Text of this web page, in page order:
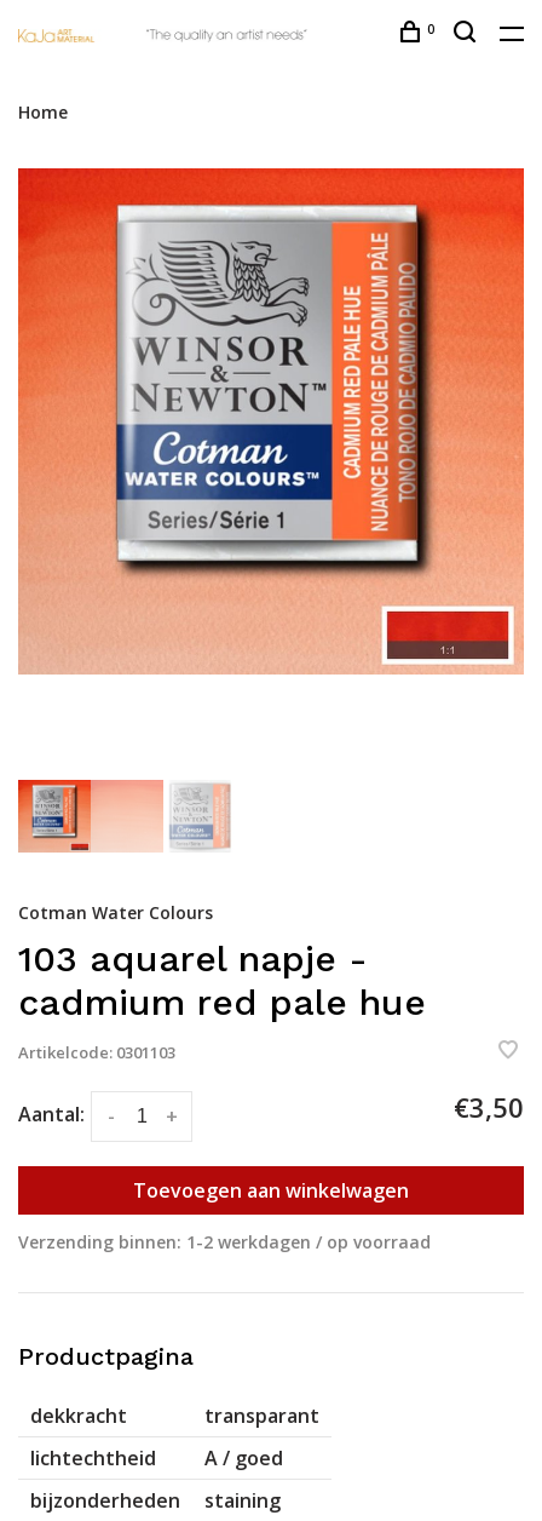
0
Home
Cotman Water Colours
103 aquarel napje -
cadmium red pale hue
Artikelcode: 0301103
Aantal: +
- €3,50
Toevoegen aan winkelwagen
Verzending binnen: 1-2 werkdagen / op voorraad
Productpagina
dekkracht
transparant
lichtechtheid
A / goed
bijzonderheden
staining